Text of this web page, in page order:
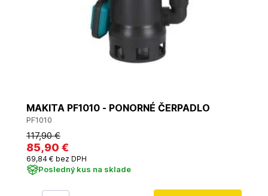
MAKITA PF1010 - PONORNÉ ČERPADLO
PF1010
117,90 €
85,90 €
69,84 € bez DPH
Posledný kus na sklade